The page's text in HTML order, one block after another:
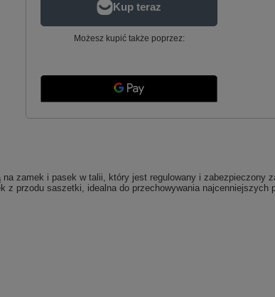
Możesz kupić także poprzez:
zamek i pasek w talii, który jest regulowany i zabezpieczony
przodu saszetki, idealna do przechowywania najcenniejszych